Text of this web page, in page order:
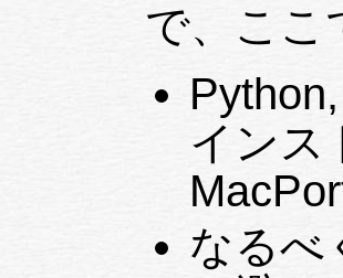
で、ここ
インス
なるべ